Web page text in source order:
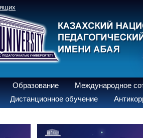
Образование
Международное
Дистанционное обучение